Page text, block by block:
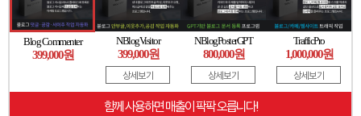
Blog Commenter
399,000원
NBlogVisitor
399,000원
상세보기
NBlogPosterGPT
800,000원
상세보기
TrafficPro
1,000,000원
상세보기
함께 사용하면 매출이 팍팍 오릅니다!